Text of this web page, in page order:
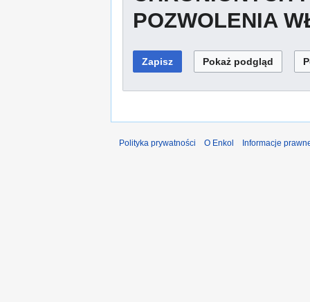
POZWOLENIA
Polityka prywatności O Enkol Informacje